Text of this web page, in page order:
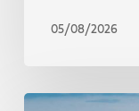
théoricien
05/08/2026
Un